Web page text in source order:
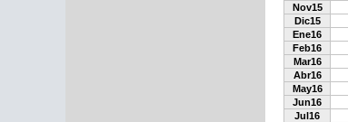
Nov15
Dic15
Ene16
Feb16
Mar16
Abr16
May16
Jun16
Jul16